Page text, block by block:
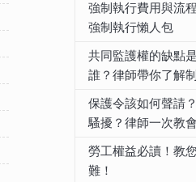
強制執行費用與流
強制執行懶人包
共同監護權的缺點
誰？律師帶你了解
保護令該如何聲請
騷擾？律師一次教
勞工權益必讀！教
難！